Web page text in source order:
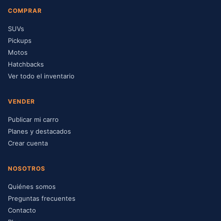
COMPRAR
SUVs
Pickups
Motos
Hatchbacks
Ver todo el inventario
VENDER
Publicar mi carro
Planes y destacados
Crear cuenta
NOSOTROS
Quiénes somos
Preguntas frecuentes
Contacto